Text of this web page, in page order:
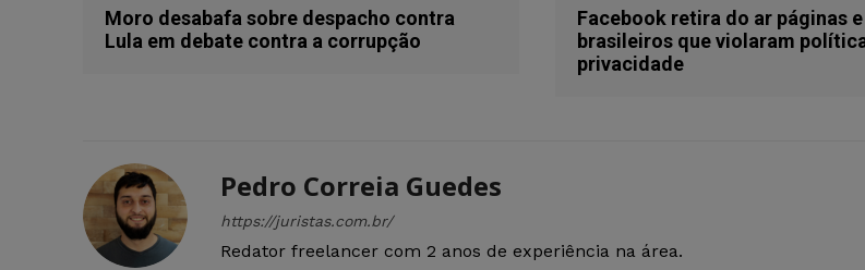
Moro desabafa sobre despacho contra
Lula em debate contra a corrupção
Facebook retira do ar páginas
brasileiros que violaram
privacidade
Pedro Correia Guedes
https://juristas.com.br/
Redator freelancer com 2 anos de experiência na área.